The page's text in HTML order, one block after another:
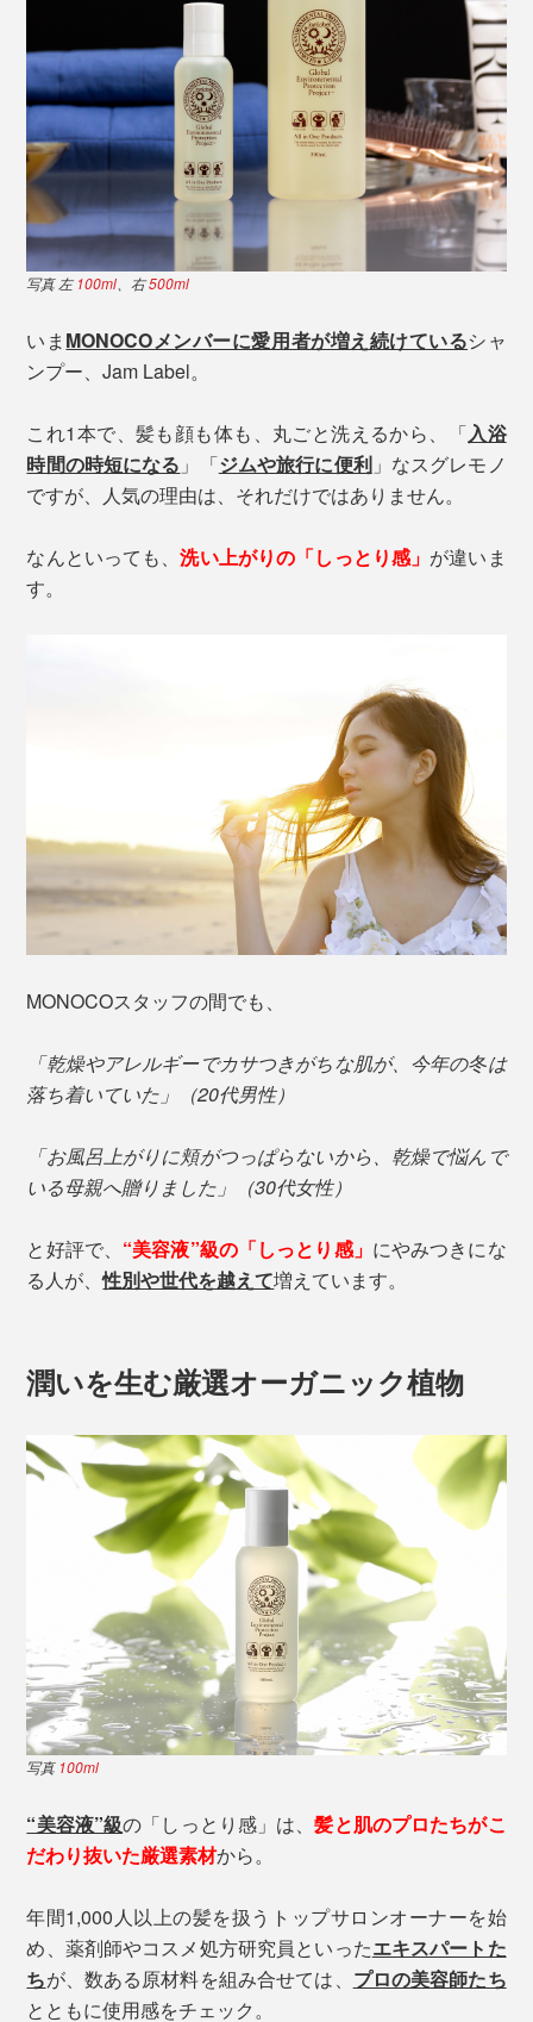
写真 左 100ml 、右500ml
いま MONOCOメンバーに愛用者が増え続けているシャ
ンプー、Jam Label。
これ1本で、髪も顔も体も、丸ごと洗えるから、「入浴
時間の時短になる 」「ジムや旅行に便利」なスグレモノ
ですが、人気の理由は、それだけではありません。
なんといっても、洗い上がりの「しっとり感」 が違いま
す。
MONOCOスタッフの間でも、
「乾燥やアレルギーでカサつきがちな肌が、今年の冬は
落ち着いていた」（20代男性）
「お風呂上がりに頬がつっぱらないから、乾燥で悩んで
いる母親へ贈りました」（30代女性）
と好評で、 “美容液”級の「しっとり感」 にやみつきにな
る人が、性別や世代を越えて増えています。
潤いを生む厳選オーガニック植物
写真 100ml
“美容液”級の「しっとり感」は、髪と肌のプロたちがこ
だわり抜いた厳選素材から。
年間1,000人以上の髪を扱うトップサロンオーナーを始
め、薬剤師やコスメ処方研究員といったエキスパートた
ちが、数ある原材料を組み合せては、 プロの美容師たち
とともに使用感をチェック。